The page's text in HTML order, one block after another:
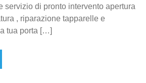
servizio di pronto intervento apertura
, riparazione tapparelle e
tua porta […]